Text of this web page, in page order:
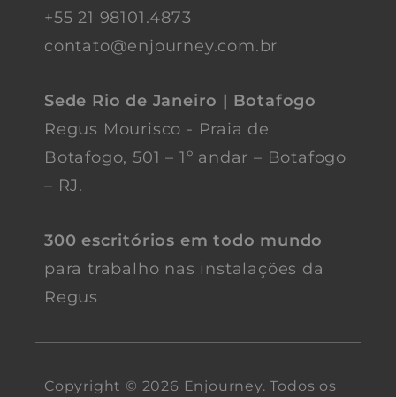
+55 21 98101.4873
contato@enjourney.com.br
Sede Rio de Janeiro | Botafogo
Regus Mourisco - Praia de
Botafogo, 501 – 1º andar – Botafogo
– RJ.
300 escritórios em todo mundo
para trabalho nas instalações da
Regus
Copyright © 2026 Enjourney. Todos os